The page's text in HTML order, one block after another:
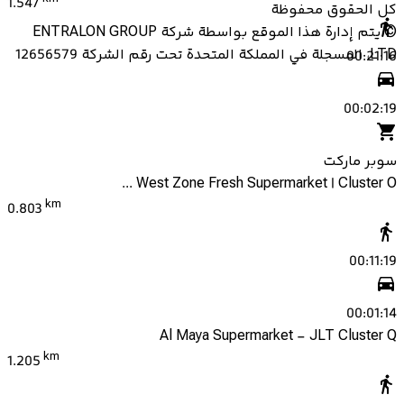
1.547
00:21:16
00:02:19
سوبر ماركت
West Zone Fresh Supermarket | Cluster O ...
0.803 km
00:11:19
00:01:14
Al Maya Supermarket - JLT Cluster Q
1.205 km
كل الحقوق محفوظة
©
يتم إدارة هذا الموقع بواسطة شركة ENTRALON GROUP
LTD، المسجلة في المملكة المتحدة تحت رقم الشركة 12656579